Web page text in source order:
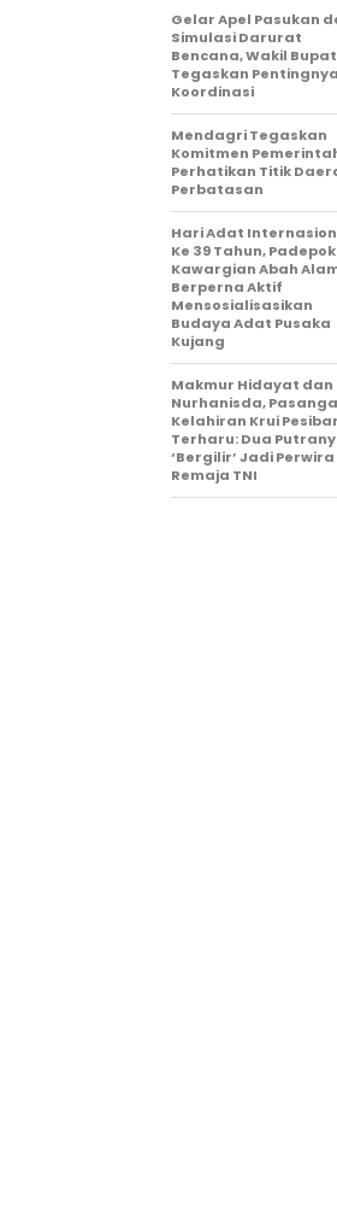
Gelar Apel Pasukan
Simulasi Darurat
Bencana, Wakil
Tegaskan Pentingnya
Koordinasi
Mendagri Tegaskan
Komitmen
Perhatikan Titik
Perbatasan
Hari Adat
Ke 39 Tahun,
Kawargian Abah
Berperna Aktif
Mensosialisasikan
Budaya Adat Pusaka
Kujang
Makmur Hidayat dan
Nurhanisda,
Kelahiran Krui
Terharu: Dua
‘Bergilir’ Jadi Perwira
Remaja TNI